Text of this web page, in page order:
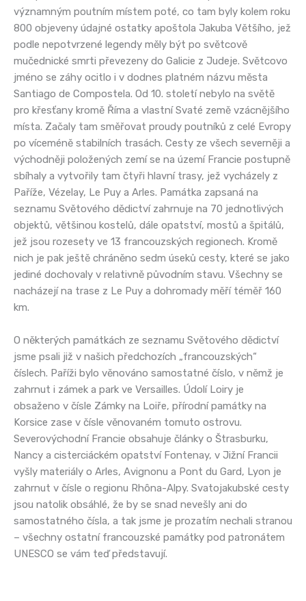
významným poutním místem poté, co tam byly kolem roku
800 objeveny údajné ostatky apoštola Jakuba Většího, jež
podle nepotvrzené legendy měly být po světcově
mučednické smrti převezeny do Galicie z Judeje. Světcovo
jméno se záhy ocitlo i v dodnes platném názvu města
Santiago de Compostela. Od 10. století nebylo na světě
pro křesťany kromě Říma a vlastní Svaté země vzácnějšího
místa. Začaly tam směřovat proudy poutníků z celé Evropy
po víceméně stabilních trasách. Cesty ze všech severněji a
východněji položených zemí se na území Francie postupně
sbíhaly a vytvořily tam čtyři hlavní trasy, jež vycházely z
Paříže, Vézelay, Le Puy a Arles. Památka zapsaná na
seznamu Světového dědictví zahrnuje na 70 jednotlivých
objektů, většinou kostelů, dále opatství, mostů a špitálů,
jež jsou rozesety ve 13 francouzských regionech. Kromě
nich je pak ještě chráněno sedm úseků cesty, které se jako
jediné dochovaly v relativně původním stavu. Všechny se
nacházejí na trase z Le Puy a dohromady měří téměř 160
km.
O některých památkách ze seznamu Světového dědictví
jsme psali již v našich předchozích „francouzských“
číslech. Paříži bylo věnováno samostatné číslo, v němž je
zahrnut i zámek a park ve Versailles. Údolí Loiry je
obsaženo v čísle Zámky na Loiře, přírodní památky na
Korsice zase v čísle věnovaném tomuto ostrovu.
Severovýchodní Francie obsahuje články o Štrasburku,
Nancy a cisterciáckém opatství Fontenay, v Jižní Francii
vyšly materiály o Arles, Avignonu a Pont du Gard, Lyon je
zahrnut v čísle o regionu Rhôna-Alpy. Svatojakubské cesty
jsou natolik obsáhlé, že by se snad nevešly ani do
samostatného čísla, a tak jsme je prozatím nechali stranou
– všechny ostatní francouzské památky pod patronátem
UNESCO se vám teď představují.